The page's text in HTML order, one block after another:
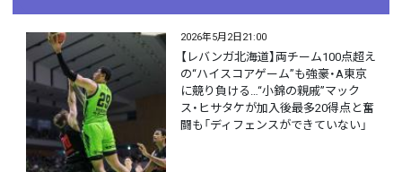
2026年5月2日21:00
【レバンガ北海道】両チーム100点超え
の“ハイスコアゲーム”も強豪・A東京
に競り負ける…“小錦の親戚”マック
ス・ヒサタケが加入後最多20得点と奮
闘も「ディフェンスができていない」